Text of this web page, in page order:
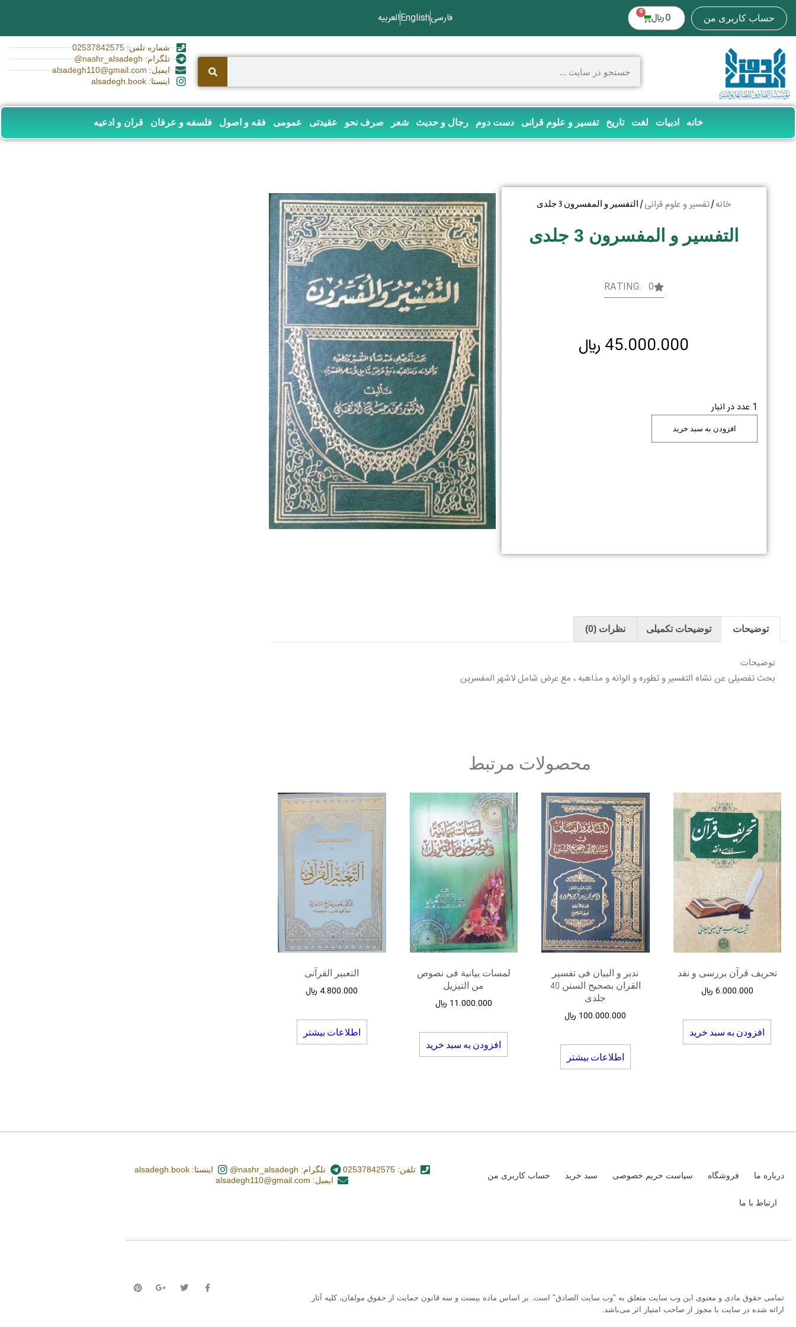
حساب کاربری من 0 ﷼ 0 فارسیEnglishالعربیه
شماره تلفن: 02537842575
تلگرام: nashr_alsadegh@
ایمیل: alsadegh110@gmail.com
اینستا: alsadegh.book
خانه ادبیات لغت تاریخ تفسیر و علوم قرانی دست دوم رجال و حدیث شعر صرف نحو عقیدتی عمومی فقه و اصول فلسفه و عرفان قران و ادعیه
خانه/تفسیر و علوم قرانی/ التفسیر و المفسرون 3 جلدی
التفسیر و المفسرون 3 جلدی
RATING: 0
45.000.000 ﷼
1 عدد در انبار
افزودن به سبد خرید
توضیحات توضیحات تکمیلی نظرات (0)
توضیحات
بحث تفصیلی عن نشاه التفسیر و تطوره و الوانه و مذاهبه ، مع عرض شامل لاشهر المفسرین
محصولات مرتبط
تحریف قرآن بررسی و نقد
6.000.000 ﷼
افزودن به سبد خرید
تدبر و البیان فی تفسیر
القران بصحیح السنن 40
جلدی
100.000.000 ﷼
اطلاعات بیشتر
لمسات بیانیة فی نصوص
من التیزیل
11.000.000 ﷼
افزودن به سبد خرید
التعبیر القرآنی
4.800.000 ﷼
اطلاعات بیشتر
درباره ما فروشگاه سیاست حریم خصوصی سبد خرید حساب کاربری من
ارتباط با ما
تلفن: 02537842575 تلگرام: nashr_alsadegh@
اینستا: alsadegh.book
ایمیل: alsadegh110@gmail.com
تمامی حقوق مادی و معنوی این وب سایت متعلق به "وب سایت الصادق" است. بر اساس ماده بیست و سه قانون حمایت از حقوق مولفان، کلیه آثار
ارائه شده در سایت با مجوز از صاحب امتیاز اثر می‌باشد.‏